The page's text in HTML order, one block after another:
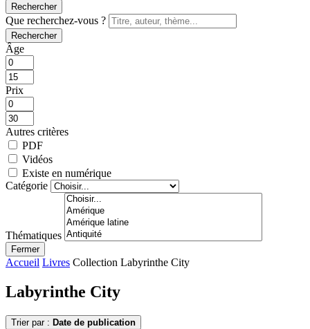
Rechercher
Que recherchez-vous ?
Rechercher
Âge
Prix
Autres critères
PDF
Vidéos
Existe en numérique
Catégorie
Thématiques
Fermer
Accueil Livres Collection Labyrinthe City
Labyrinthe City
Trier par : Date de publication